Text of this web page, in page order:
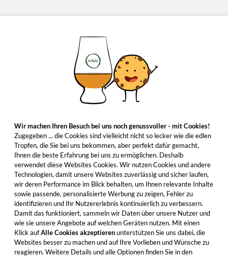
Wir machen Ihren Besuch bei uns noch genussvoller - mit Cookies!
Zugegeben ... die Cookies sind vielleicht nicht so lecker wie die edlen
Tropfen, die Sie bei uns bekommen, aber perfekt dafür gemacht,
Ihnen die beste Erfahrung bei uns zu ermöglichen. Deshalb
verwendet diese Websites Cookies. Wir nutzen Cookies und andere
Technologien, damit unsere Websites zuverlässig und sicher laufen,
wir deren Performance im Blick behalten, um Ihnen relevante Inhalte
sowie passende, personalisierte Werbung zu zeigen, Fehler zu
identifizieren und Ihr Nutzererlebnis kontinuierlich zu verbessern.
Damit das funktioniert, sammeln wir Daten über unsere Nutzer und
wie sie unsere Angebote auf welchen Geräten nutzen. Mit einen
Klick aufAlle Cookies akzeptierenunterstützen Sie uns dabei, die
Websites besser zu machen und auf Ihre Vorlieben und Wünsche zu
reagieren. Weitere Details und alle Optionen finden Sie in den